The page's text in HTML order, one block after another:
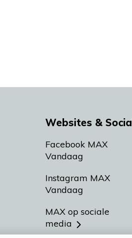
Websites & Social
Facebook MAX
Vandaag
Instagram MAX
Vandaag
MAX op sociale
media